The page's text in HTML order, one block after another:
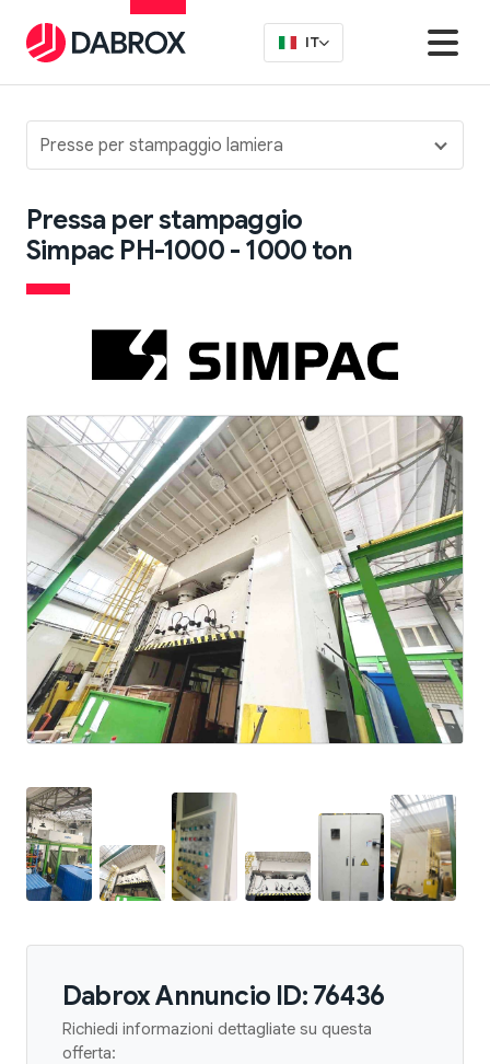
Presse per stampaggio lamiera
Pressa per stampaggio
Simpac PH-1000 - 1000 ton
Dabrox Annuncio ID: 76436
Richiedi informazioni dettagliate su questa
offerta: